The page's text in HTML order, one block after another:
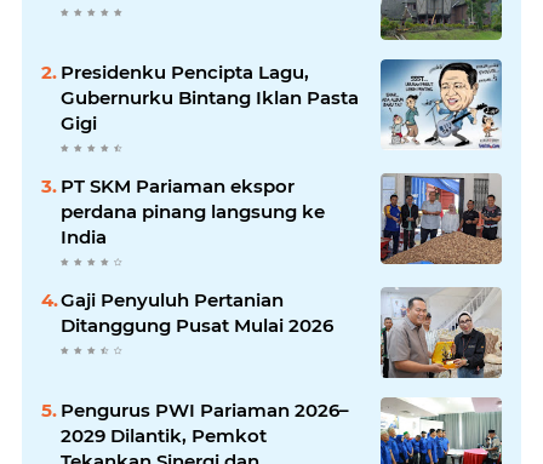
Presidenku Pencipta Lagu,
Gubernurku Bintang Iklan Pasta
Gigi
PT SKM Pariaman ekspor
perdana pinang langsung ke
India
Gaji Penyuluh Pertanian
Ditanggung Pusat Mulai 2026
Pengurus PWI Pariaman 2026–
2029 Dilantik, Pemkot